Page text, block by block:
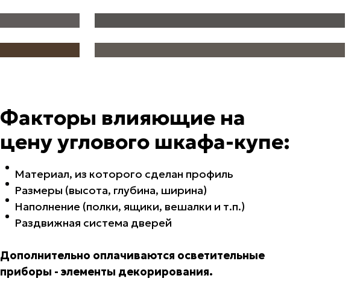
Факторы влияющие на
цену углового шкафа-купе:
Материал, из которого сделан профиль
Размеры (высота, глубина, ширина)
Наполнение (полки, ящики, вешалки и т.п.)
Раздвижная система дверей
Дополнительно оплачиваются осветительные
приборы - элементы декорирования.